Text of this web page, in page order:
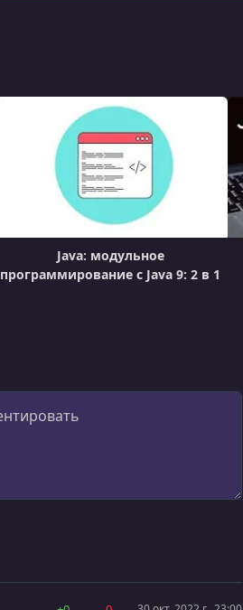
Java: модульное
программирование с Java 9: 2 в 1